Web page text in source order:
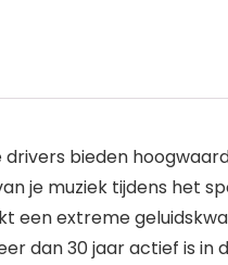
bieden
je muziek tijdens het
extreme
dan 30 jaar actief is in